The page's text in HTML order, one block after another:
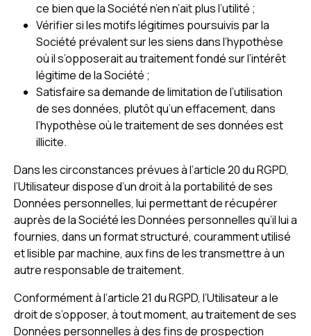
ce bien que la Société n’en n’ait plus l’utilité ;
Vérifier si les motifs légitimes poursuivis par la
Société prévalent sur les siens dans l’hypothèse
où il s’opposerait au traitement fondé sur l’intérêt
légitime de la Société ;
Satisfaire sa demande de limitation de l’utilisation
de ses données, plutôt qu’un effacement, dans
l’hypothèse où le traitement de ses données est
illicite.
Dans les circonstances prévues à l’article 20 du RGPD,
l’Utilisateur dispose d’un droit à la portabilité de ses
Données personnelles, lui permettant de récupérer
auprès de la Société les Données personnelles qu’il lui a
fournies, dans un format structuré, couramment utilisé
et lisible par machine, aux fins de les transmettre à un
autre responsable de traitement.
Conformément à l’article 21 du RGPD, l’Utilisateur a le
droit de s’opposer, à tout moment, au traitement de ses
Données personnelles à des fins de prospection